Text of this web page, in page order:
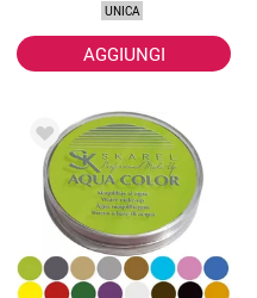
UNICA
AGGIUNGI